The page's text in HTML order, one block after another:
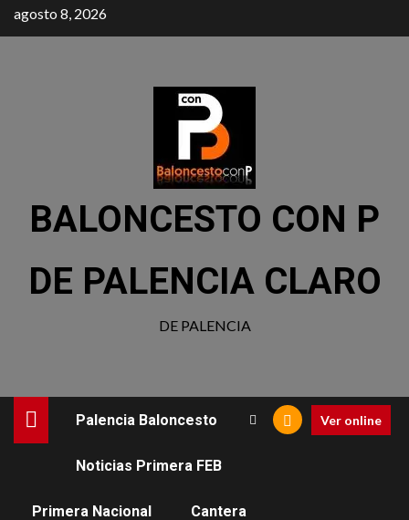
agosto 8, 2026
BALONCESTO CON P
DE PALENCIA CLARO
DE PALENCIA
Palencia Baloncesto
Noticias Primera FEB
Primera Nacional Cantera
Ver online